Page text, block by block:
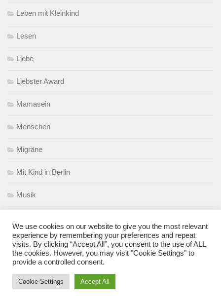
Leben mit Kleinkind
Lesen
Liebe
Liebster Award
Mamasein
Menschen
Migräne
Mit Kind in Berlin
Musik
Nähen
Nuckel
Ostern
We use cookies on our website to give you the most relevant
experience by remembering your preferences and repeat
visits. By clicking “Accept All”, you consent to the use of ALL
the cookies. However, you may visit "Cookie Settings" to
provide a controlled consent.
Cookie Settings Accept All